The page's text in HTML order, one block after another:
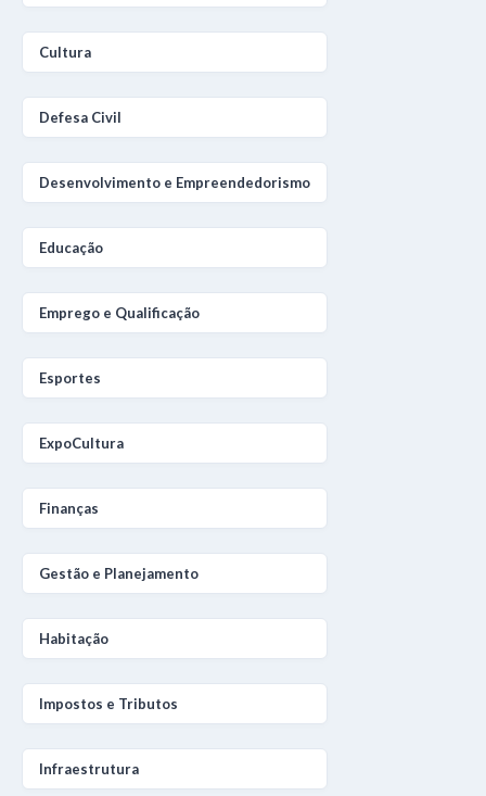
Cultura
Defesa Civil
Desenvolvimento e Empreendedorismo
Educação
Emprego e Qualificação
Esportes
ExpoCultura
Finanças
Gestão e Planejamento
Habitação
Impostos e Tributos
Infraestrutura